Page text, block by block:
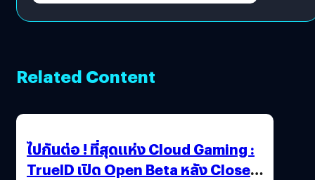
Related Content
ไปกันต่อ ! ที่สุดแห่ง Cloud Gaming :
TrueID เปิด Open Beta หลัง Close